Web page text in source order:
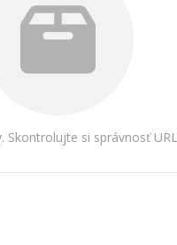
Skontrolujte si správnosť